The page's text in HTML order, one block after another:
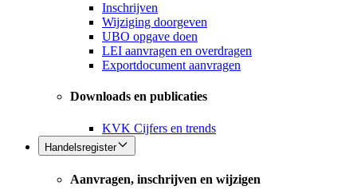
Inschrijven
Wijziging doorgeven
UBO opgave doen
LEI aanvragen en overdragen
Exportdocument aanvragen
Downloads en publicaties
KVK Cijfers en trends
Handelsregister
Aanvragen, inschrijven en wijzigen